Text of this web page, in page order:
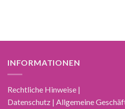
INFORMATIONEN
Rechtliche Hinweise |
Datenschutz | Allgemeine